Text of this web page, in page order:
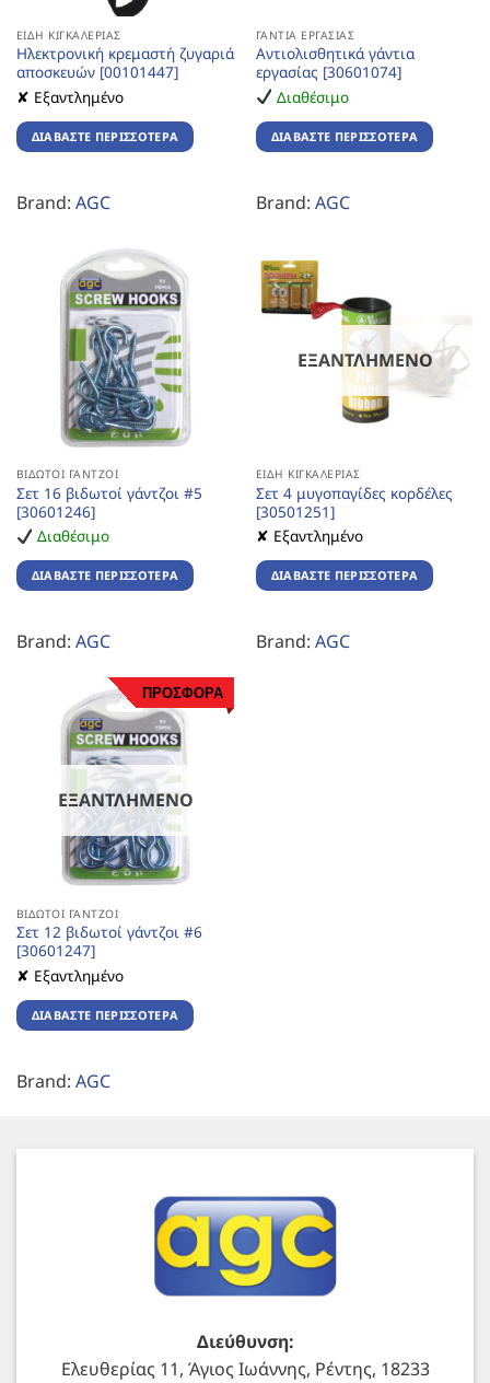
ΕΊΔΗ ΚΙΓΚΑΛΕΡΊΑΣ
Ηλεκτρονική κρεμαστή ζυγαριά
αποσκευών [00101447]
✘ Εξαντλημένο
ΔΙΑΒΆΣΤΕ ΠΕΡΙΣΣΌΤΕΡΑ
Brand: AGC
ΓΆΝΤΙΑ ΕΡΓΑΣΊΑΣ
Αντιολισθητικά γάντια
εργασίας [30601074]
Διαθέσιμο
ΔΙΑΒΆΣΤΕ ΠΕΡΙΣΣΌΤΕΡΑ
Brand: AGC
ΒΙΔΩΤΟΊ ΓΆΝΤΖΟΙ
Σετ 16 βιδωτοί γάντζοι #5
[30601246]
Διαθέσιμο
ΔΙΑΒΆΣΤΕ ΠΕΡΙΣΣΌΤΕΡΑ
Brand: AGC
ΕΞΑΝΤΛΗΜΈΝΟ
ΕΊΔΗ ΚΙΓΚΑΛΕΡΊΑΣ
Σετ 4 μυγοπαγίδες κορδέλες
[30501251]
✘ Εξαντλημένο
ΔΙΑΒΆΣΤΕ ΠΕΡΙΣΣΌΤΕΡΑ
Brand: AGC
ΠΡΟΣΦΟΡΑ
ΕΞΑΝΤΛΗΜΈΝΟ
ΒΙΔΩΤΟΊ ΓΆΝΤΖΟΙ
Σετ 12 βιδωτοί γάντζοι #6
[30601247]
✘ Εξαντλημένο
ΔΙΑΒΆΣΤΕ ΠΕΡΙΣΣΌΤΕΡΑ
Brand: AGC
Διεύθυνση:
Ελευθερίας 11, Άγιος Ιωάννης, Ρέντης, 18233